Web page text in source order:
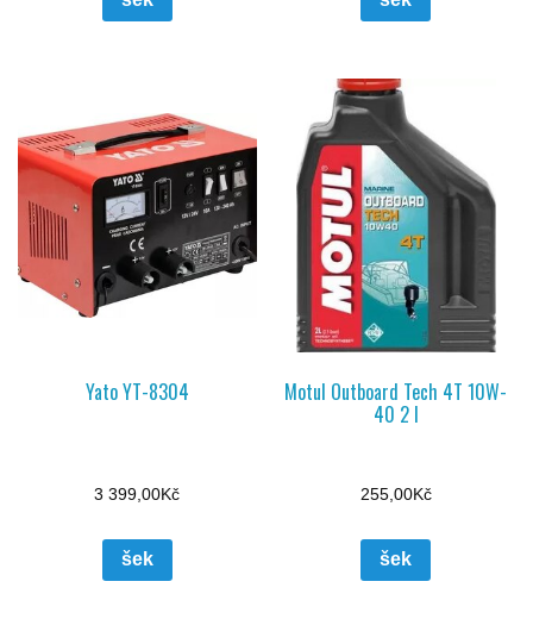
Yato YT-8304
3 399,00Kč
šek
Motul Outboard Tech 4T 10W-
40 2 l
255,00Kč
šek